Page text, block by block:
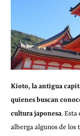
Kioto, la antigua
quienes buscan
cultura japonesa.
alberga algunos de los